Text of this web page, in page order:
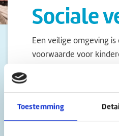
Toestemming
Sociale
Een veilige omgeving
voorwaarde voor
vinden wij belangrijk?
sprake is van ongewenst